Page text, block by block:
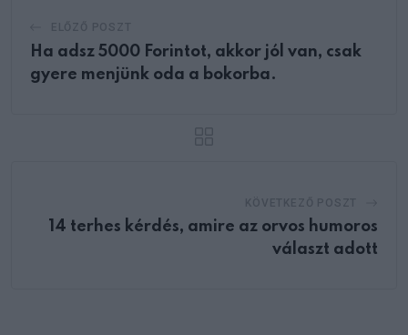
Ha adsz 5000 Forintot, akkor jól van, csak
gyere menjünk oda a bokorba.
14 terhes kérdés, amire az orvos humoros
választ adott